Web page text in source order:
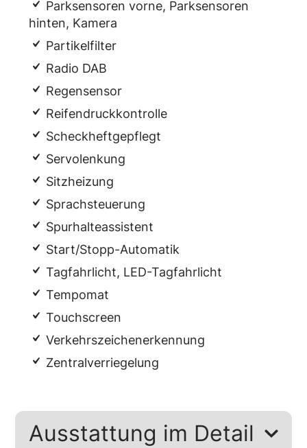
Parksensoren vorne, Parksensoren
hinten, Kamera
Partikelfilter
Radio DAB
Regensensor
Reifendruckkontrolle
Scheckheftgepflegt
Servolenkung
Sitzheizung
Sprachsteuerung
Spurhalteassistent
Start/Stopp-Automatik
Tagfahrlicht, LED-Tagfahrlicht
Tempomat
Touchscreen
Verkehrszeichenerkennung
Zentralverriegelung
Ausstattung im Detail